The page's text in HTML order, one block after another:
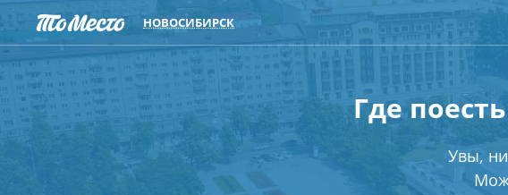
НОВОСИБИРСК
Где
Увы,